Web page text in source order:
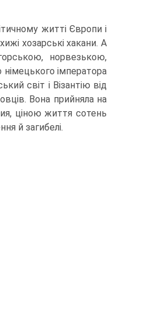
житті Європи і
хозарські хакани. А
норвезькою,
імператора
світ і Візантію від
Вона прийняла на
ціною життя сотень
й загибелі.